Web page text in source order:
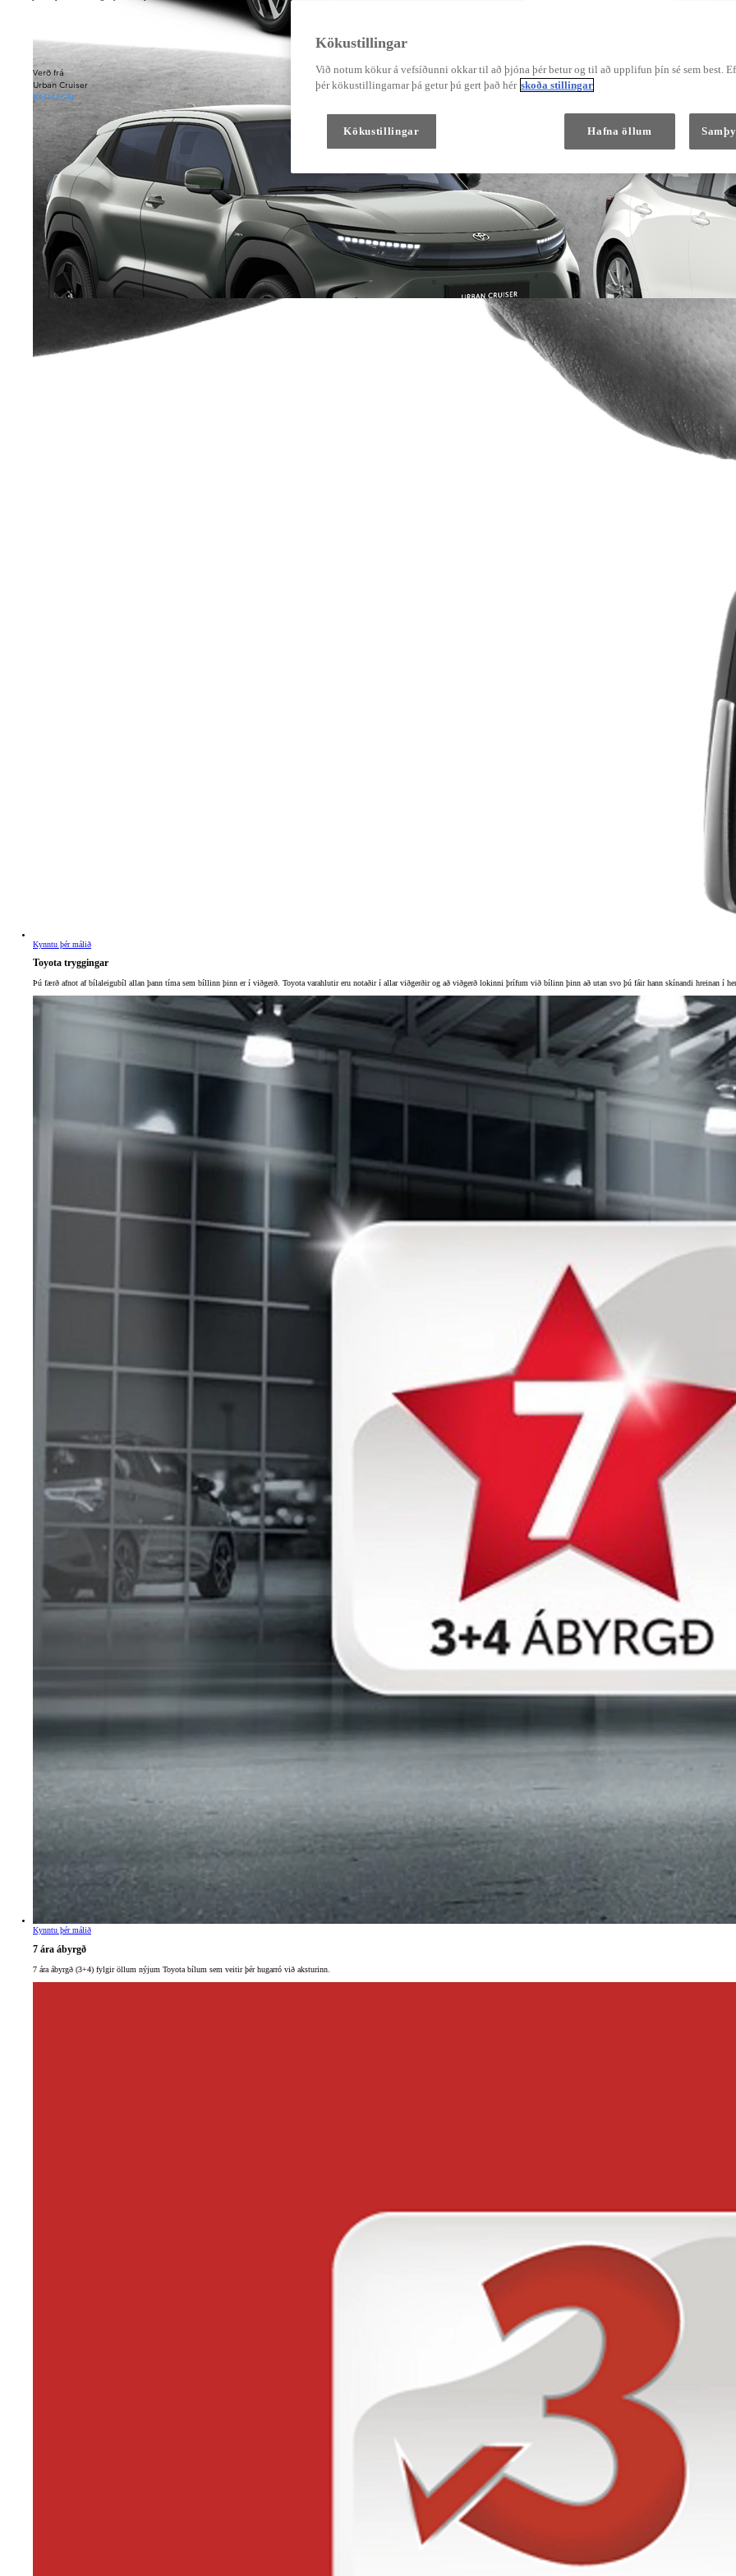
Verð frá
Verð frá
Urban Cruiser
RAFMAGN
Corolla Hatchback
Verð frá
Corolla Cross
Verð frá
bZ4X Touring
Verð frá
Verð frá
Hilux
Verð frá
RAFMAGN OG DÍSIL
Proace City Verso
RAFMAGN OG DÍSIL
Kynntu þér málið
Toyota tryggingar
Þú færð afnot af bílaleigubíl allan þann tíma sem bíllinn þinn er í viðgerð. Toyota varahlutir eru notaðir í allar viðgerðir og að viðgerð lokinni þrífum við bílinn þinn að utan svo þú fáir hann skínandi hreinan í
Kynntu þér málið
7 ára ábyrgð
7 ára ábyrgð (3+4) fylgir öllum nýjum Toyota bílum sem veitir þér hugarró við aksturinn.
Kökustillingar
Við notum kökur á vefsíðunni okkar til að þjóna þér betur og til að upplifun þín sé sem best.
þér kökustillingarnar þá getur þú gert það hér skoða stillingar
Kökustillingar Hafna öllum